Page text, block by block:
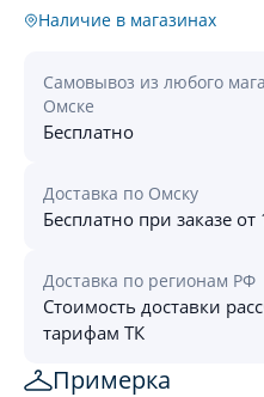
Наличие в магазинах
Самовывоз из любого
Омске
Бесплатно
Доставка по Омску
Бесплатно при заказе от
Доставка по регионам РФ
Стоимость доставки
тарифам ТК
Примерка